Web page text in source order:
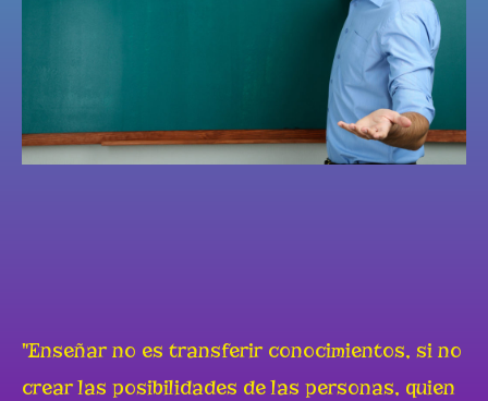
"Enseñar no es transferir conocimientos, si no
crear las posibilidades de las personas, quien